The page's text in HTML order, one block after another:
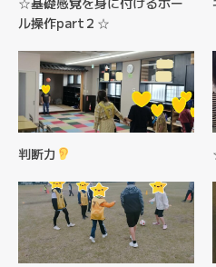
ル操作part２☆
判断力